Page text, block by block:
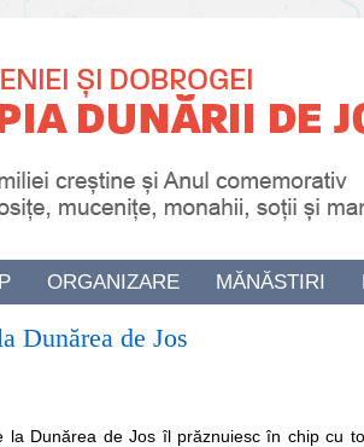
ORGANIZARE MĂNĂSTIRI
Dunărea de Jos
Dunărea de Jos îl prăznuiesc în chip cu